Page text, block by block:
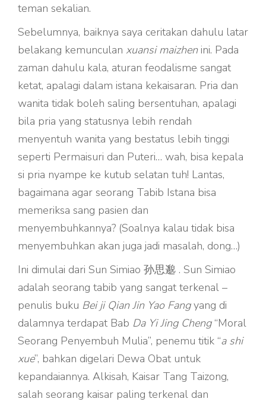
teman sekalian.
Sebelumnya, baiknya saya ceritakan dahulu latar
belakang kemunculan xuansi maizhen ini. Pada
zaman dahulu kala, aturan feodalisme sangat
ketat, apalagi dalam istana kekaisaran. Pria dan
wanita tidak boleh saling bersentuhan, apalagi
bila pria yang statusnya lebih rendah
menyentuh wanita yang bestatus lebih tinggi
seperti Permaisuri dan Puteri… wah, bisa kepala
si pria nyampe ke kutub selatan tuh! Lantas,
bagaimana agar seorang Tabib Istana bisa
memeriksa sang pasien dan
menyembuhkannya? (Soalnya kalau tidak bisa
menyembuhkan akan juga jadi masalah, dong…)
Ini dimulai dari Sun Simiao 孙思邈 . Sun Simiao
adalah seorang tabib yang sangat terkenal –
penulis buku Bei ji Qian Jin Yao Fangyang di
dalamnya terdapat Bab Da Yi Jing Cheng“Moral
Seorang Penyembuh Mulia”, penemu titik “a shi
xue”, bahkan digelari Dewa Obat untuk
kepandaiannya. Alkisah, Kaisar Tang Taizong,
salah seorang kaisar paling terkenal dan